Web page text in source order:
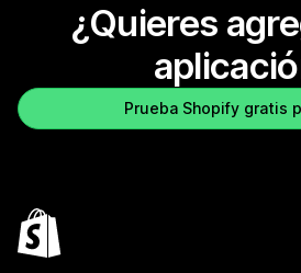
¿Quieres
Prueba Shopify gratis